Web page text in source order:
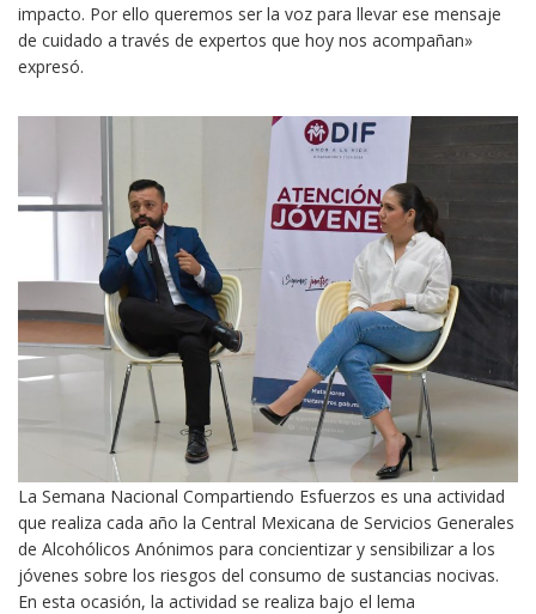
impacto. Por ello queremos ser la voz para llevar ese mensaje
de cuidado a través de expertos que hoy nos acompañan»
expresó.
La Semana Nacional Compartiendo Esfuerzos es una actividad
que realiza cada año la Central Mexicana de Servicios Generales
de Alcohólicos Anónimos para concientizar y sensibilizar a los
jóvenes sobre los riesgos del consumo de sustancias nocivas.
En esta ocasión, la actividad se realiza bajo el lema